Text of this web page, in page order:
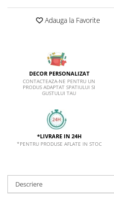
Adauga la Favorite
DECOR PERSONALIZAT
CONTACTEAZA-NE PENTRU UN
PRODUS ADAPTAT SPATIULUI SI
GUSTULUI TAU
*LIVRARE IN 24H
*PENTRU PRODUSE AFLATE IN STOC
Descriere